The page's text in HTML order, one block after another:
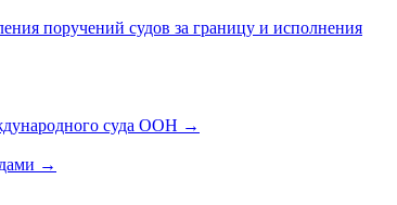
поручений судов за границу и исполнения
суда ООН →
→